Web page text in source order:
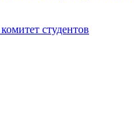
студентов